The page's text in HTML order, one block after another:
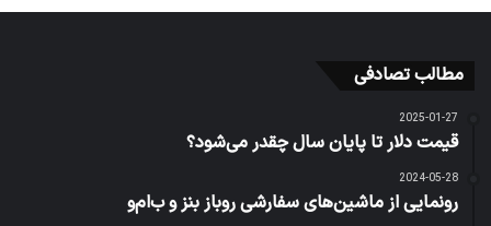
مطالب تصادفی
2025-01-27
قیمت دلار تا پایان سال چقدر می‌شود؟
2024-05-28
رونمایی از ماشین‌های سفارشی روباز بنز و ب‌ام‌و